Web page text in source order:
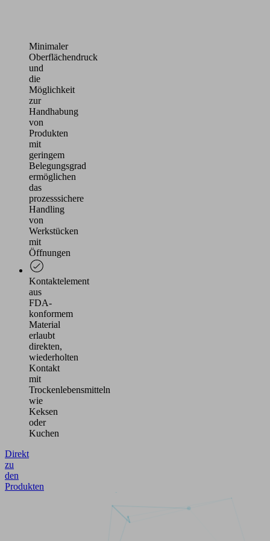
Minimaler
Oberflächendruck
und
die
Möglichkeit
zur
Handhabung
von
Produkten
mit
geringem
Belegungsgrad
ermöglichen
das
prozesssichere
Handling
von
Werkstücken
mit
Öffnungen
Kontaktelement
aus
FDA-
konformem
Material
erlaubt
direkten,
wiederholten
Kontakt
mit
Trockenlebensmitteln
wie
Keksen
oder
Kuchen
Direkt
zu
den
Produkten